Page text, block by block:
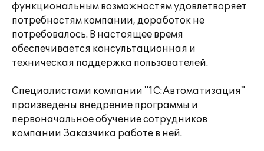
функциональным возможностям удовлетворяет
потребностям компании, доработок не
потребовалось. В настоящее время
обеспечивается консультационная и
техническая поддержка пользователей.
Специалистами компании "1С:Автоматизация"
произведены внедрение программы и
первоначальное обучение сотрудников
компании Заказчика работе в ней.